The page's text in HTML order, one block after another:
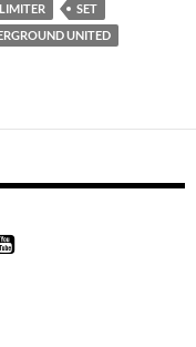
SET
UNITED